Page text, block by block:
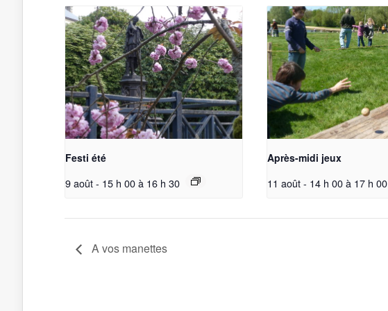
Festi été
9 août - 15 h 00à 16 h 30
Après-midi jeux
11 août - 14 h 00 à 17 h 00
A vos manettes